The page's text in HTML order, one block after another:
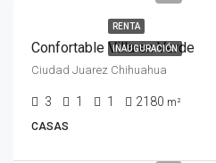
RENTA
INAUGURACIÓN
Confortable Villa en Verde
Ciudad Juarez Chihuahua
3 1 1 2180 m²
CASAS